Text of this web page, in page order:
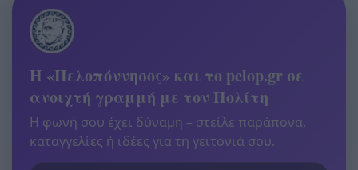
Η «Πελοπόννησος» και το pelop.gr σε
ανοιχτή γραμμή με τον Πολίτη
Η φωνή σου έχει δύναμη – στείλε παράπονα,
καταγγελίες ή ιδέες για τη γειτονιά σου.